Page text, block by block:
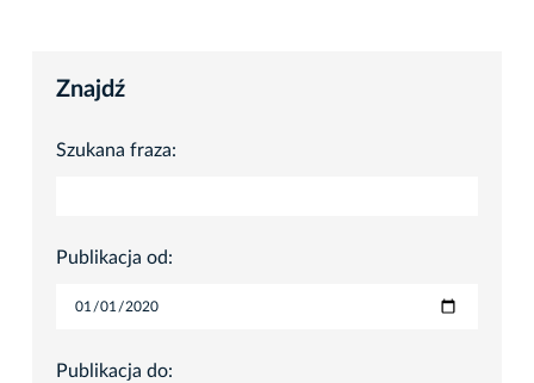
Znajdź
Szukana fraza:
Publikacja od:
Publikacja do: